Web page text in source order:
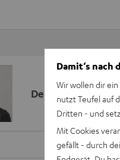
Deine
Damit‘s
Wir wollen dir
nutzt Teufel auf
Dritten - und
Mit Cookies
gefällt - durch